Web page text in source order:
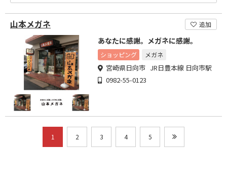
山本メガネ 追加
あなたに感謝。メガネに感謝。
ショッピング メガネ
宮崎県日向市 JR日豊本線 日向市駅
0982-55-0123
1 2 3 4 5